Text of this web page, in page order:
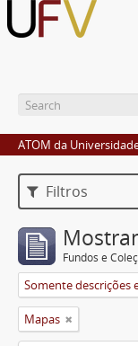
ATOM da
Filtros
Fundos e
Somente descrições
Mapas